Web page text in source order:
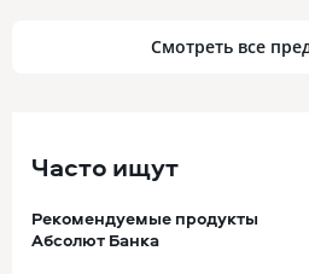
Смотреть все
Часто ищут
Рекомендуемые продукты
Абсолют Банка